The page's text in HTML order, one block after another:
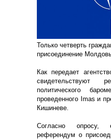
Только четверть
присоединение
Как передает
свидетельствуют
политического
проведенного Imas и
Кишиневе.
Согласно опросу,
референдум о